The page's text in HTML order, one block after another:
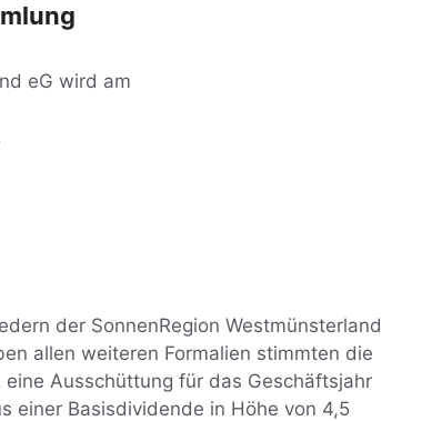
eG wird am
der SonnenRegion Westmünsterland
allen weiteren Formalien stimmten die
Ausschüttung für das Geschäftsjahr
einer Basisdividende in Höhe von 4,5